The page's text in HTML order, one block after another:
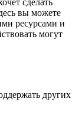
вы можете
ресурсами и
могут
других